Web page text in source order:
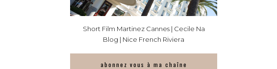
Short Film Martinez Cannes | Cecile Na
Blog | Nice French Riviera
abonnez vous à ma chaîne